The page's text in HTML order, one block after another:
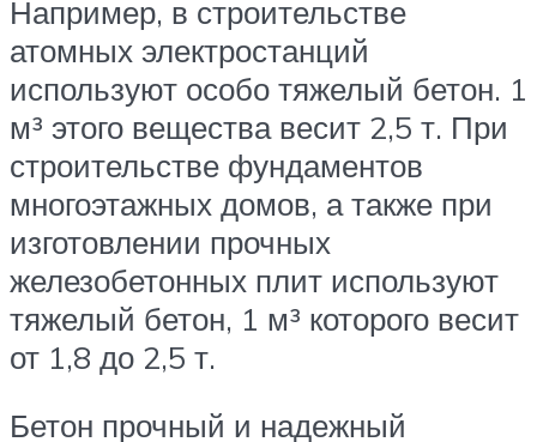
Например, в строительстве
атомных электростанций
используют особо тяжелый бетон. 1
м³ этого вещества весит 2,5 т. При
строительстве фундаментов
многоэтажных домов, а также при
изготовлении прочных
железобетонных плит используют
тяжелый бетон, 1 м³ которого весит
от 1,8 до 2,5 т.
Бетон прочный и надежный